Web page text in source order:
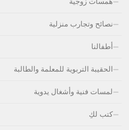
نصائح وتجارب منزلية
أطفالنا
الحقيبة التربوية للمعلمة والطالبة
لمسات فنية وأشغال يدوية
كتب لكِ